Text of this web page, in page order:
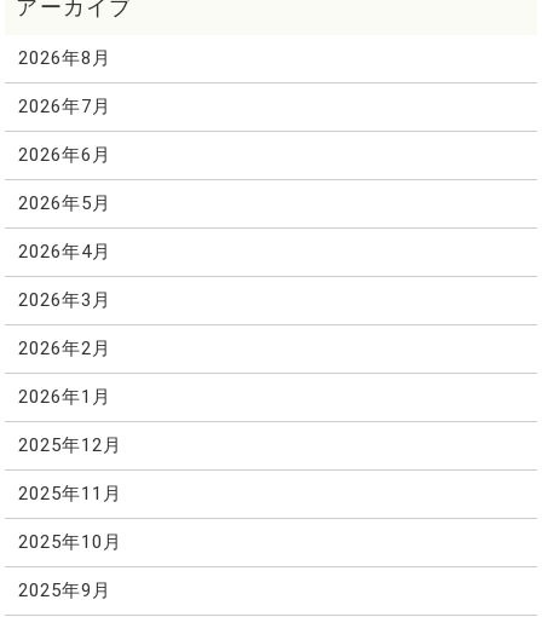
2026年8月
2026年7月
2026年6月
2026年5月
2026年4月
2026年3月
2026年2月
2026年1月
2025年12月
2025年11月
2025年10月
2025年9月